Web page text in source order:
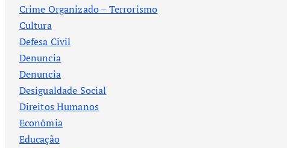
Crime Organizado – Terrorismo
Cultura
Defesa Civil
Denuncia
Denuncia
Desigualdade Social
Direitos Humanos
Econômia
Educação